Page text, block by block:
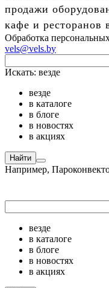
продажи
кафе и ресторанов
Обработка
vels@vels.by
Искать: везде
везде
в каталоге
в блоге
в новостях
в акциях
Найти
Например,
везде
в каталоге
в блоге
в новостях
в акциях